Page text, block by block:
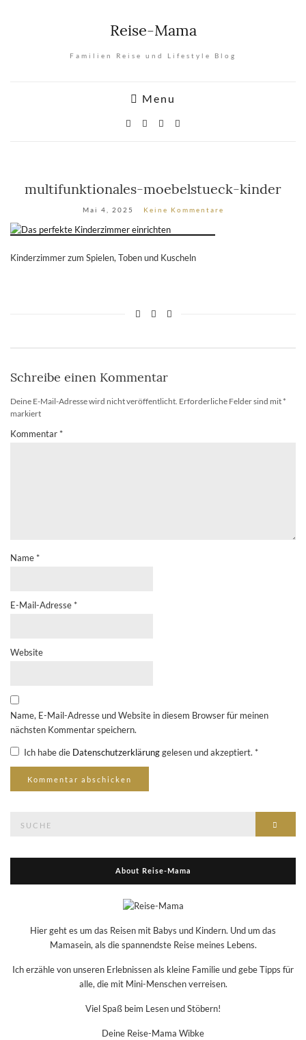
Reise-Mama
Familien Reise und Lifestyle Blog
Menu
multifunktionales-moebelstueck-kinder
Mai 4, 2025 Keine Kommentare
Kinderzimmer zum Spielen, Toben und Kuscheln
Schreibe einen Kommentar
Deine E-Mail-Adresse wird nicht veröffentlicht. Erforderliche Felder sind mit *
markiert
Kommentar *
Name *
E-Mail-Adresse *
Website
Name, E-Mail-Adresse und Website in diesem Browser für meinen
nächsten Kommentar speichern.
Ich habe die Datenschutzerklärunggelesen und akzeptiert. *
About Reise-Mama
Hier geht es um das Reisen mit Babys und Kindern. Und um das
Mamasein, als die spannendste Reise meines Lebens.
Ich erzähle von unseren Erlebnissen als kleine Familie und gebe Tipps für
alle, die mit Mini-Menschen verreisen.
Viel Spaß beim Lesen und Stöbern!
Deine Reise-Mama Wibke